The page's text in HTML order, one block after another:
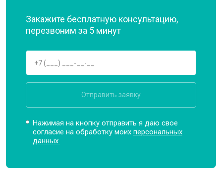
Закажите бесплатную консультацию,
перезвоним за 5 минут
Отправить заявку
Нажимая на кнопку отправить я даю свое
согласие на обработку моихперсональных
данных.